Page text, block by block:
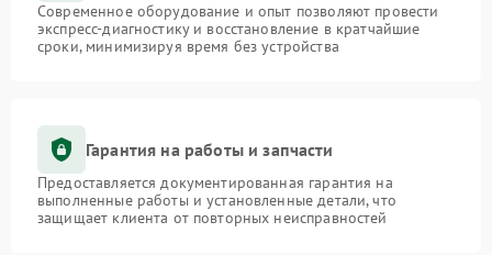
Современное оборудование и опыт позволяют провести
экспресс-диагностику и восстановление в кратчайшие
сроки, минимизируя время без устройства
Гарантия на работы и запчасти
Предоставляется документированная гарантия на
выполненные работы и установленные детали, что
защищает клиента от повторных неисправностей